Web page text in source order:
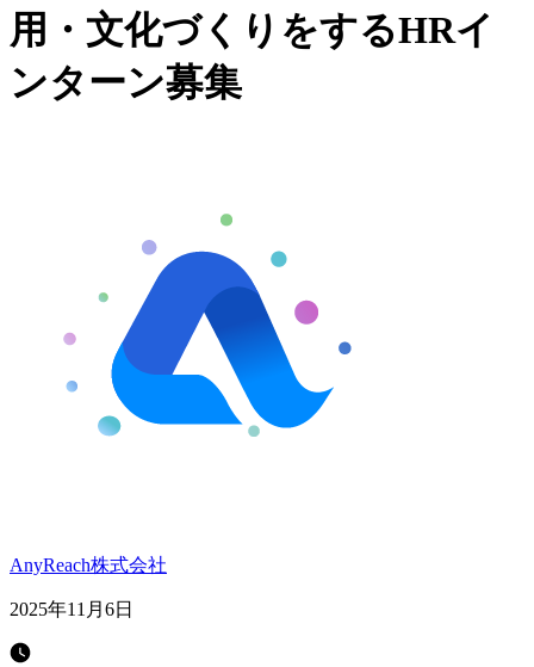
用・文化づくりをするHRイ
ンターン募集
AnyReach株式会社
2025年11月6日